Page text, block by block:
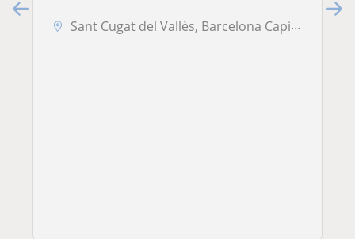
Sant Cugat del Vallès, Barcelona Capital, Cerdanyola-Bellaterra